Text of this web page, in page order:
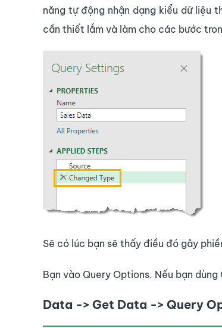
năng tự động nhận dạng kiểu dữ liệu
cần thiết lắm và làm cho các bước
Sẽ có lúc bạn sẽ thấy điều đó gây
Bạn vào Query Options. Nếu bạn
Data -> Get Data -> Query